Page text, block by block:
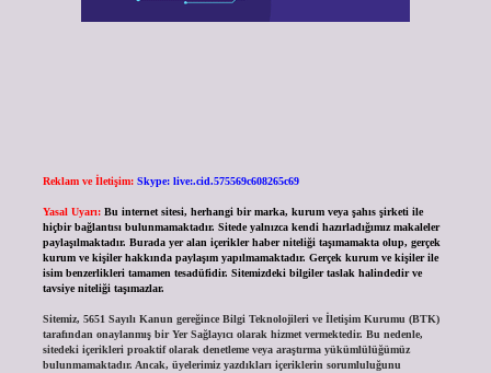
Reklam ve İletişim: Skype: live:.cid.575569c608265c69
Yasal Uyarı: Bu internet sitesi, herhangi bir marka, kurum veya şahıs şirketi ile
hiçbir bağlantısı bulunmamaktadır. Sitede yalnızca kendi hazırladığımız makaleler
paylaşılmaktadır. Burada yer alan içerikler haber niteliği taşımamakta olup, gerçek
kurum ve kişiler hakkında paylaşım yapılmamaktadır. Gerçek kurum ve kişiler ile
isim benzerlikleri tamamen tesadüfidir. Sitemizdeki bilgiler taslak halindedir ve
tavsiye niteliği taşımazlar.
Sitemiz, 5651 Sayılı Kanun gereğince Bilgi Teknolojileri ve İletişim Kurumu (BTK)
tarafından onaylanmış bir Yer Sağlayıcı olarak hizmet vermektedir. Bu nedenle,
sitedeki içerikleri proaktif olarak denetleme veya araştırma yükümlülüğümüz
bulunmamaktadır. Ancak, üyelerimiz yazdıkları içeriklerin sorumluluğunu